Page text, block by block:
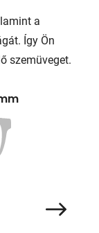
a
Így Ön
szemüveget.